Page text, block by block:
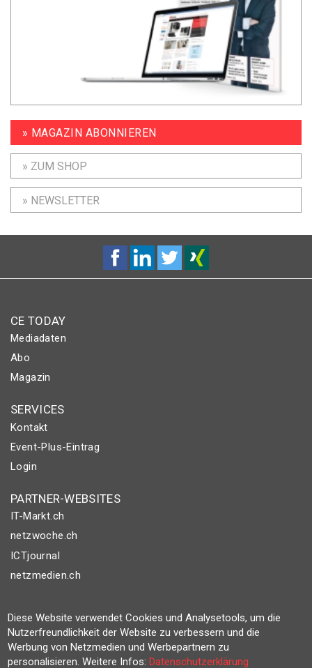
» MAGAZIN ABONNIEREN
» ZUM SHOP
» NEWSLETTER
CE TODAY
Mediadaten
Abo
Magazin
SERVICES
Kontakt
Event-Plus-Eintrag
Login
PARTNER-WEBSITES
IT-Markt.ch
netzwoche.ch
ICTjournal
netzmedien.ch
Impressum
AGB
Nutzungsbestimmungen
Diese Website verwendet Cookies und Analysetools, um die
Nutzerfreundlichkeit der Website zu verbessern und die
Werbung von Netzmedien und Werbepartnern zu
personalisieren. Weitere Infos:Datenschutzerklärung